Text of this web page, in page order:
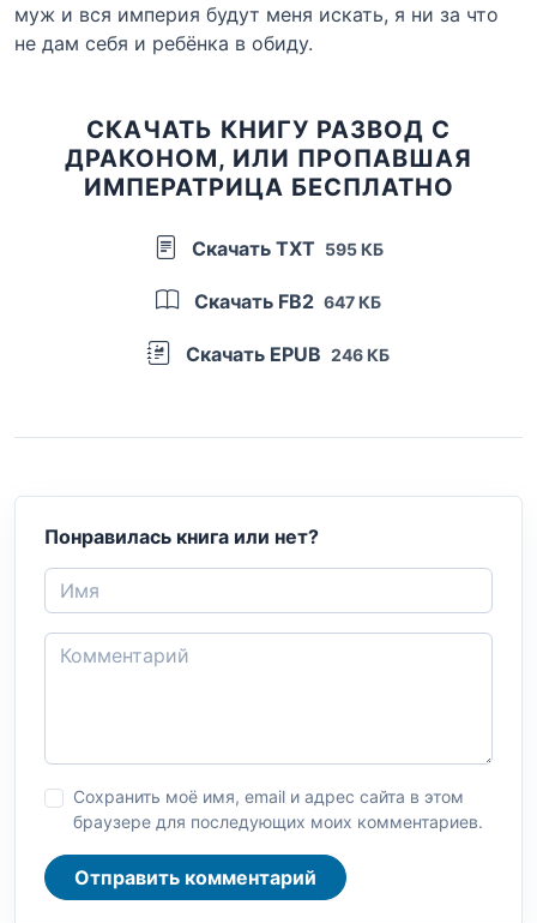
муж и вся империя будут меня искать, я ни за что
не дам себя и ребёнка в обиду.
СКАЧАТЬ КНИГУ РАЗВОД С
ДРАКОНОМ, ИЛИ ПРОПАВШАЯ
ИМПЕРАТРИЦА БЕСПЛАТНО
Скачать TXT 595 КБ
Скачать FB2 647 КБ
Скачать EPUB 246 КБ
Понравилась книга или нет?
Сохранить моё имя, email и адрес сайта в этом
браузере для последующих моих комментариев.
Отправить комментарий